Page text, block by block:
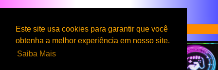
Este site usa cookies para garantir que você
obtenha a melhor experiência em nosso site.
Saiba Mais
Serviços & Produtos HardGam3r